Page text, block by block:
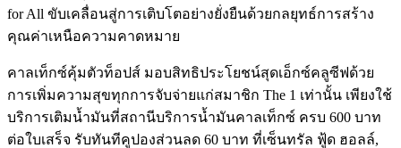
for All ขับเคลื่อนสู่การเติบโตอย่างยั่งยืนด้วยกลยุทธ์การสร้าง
คุณค่าเหนือความคาดหมาย
คาลเท็กซ์คุ้มตัวท็อปส์ มอบสิทธิประโยชน์สุดเอ็กซ์คลูซีฟด้วย
การเพิ่มความสุขทุกการจับจ่ายแก่สมาชิก The 1 เท่านั้น เพียงใช้
บริการเติมน้ำมันที่สถานีบริการน้ำมันคาลเท็กซ์ ครบ 600 บาท
ต่อใบเสร็จ รับทันทีคูปองส่วนลด 60 บาท ที่เซ็นทรัล ฟู้ด ฮอลล์,